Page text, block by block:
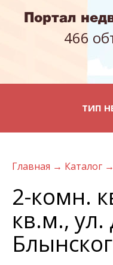
Портал
466
ТИП
Главная → Каталог →
2-комн.
кв.м.,